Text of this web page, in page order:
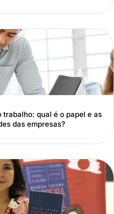
qual é o papel e as
das empresas?